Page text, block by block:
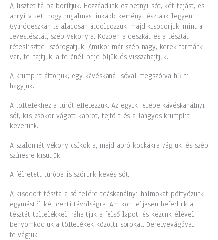
A lisztet tálba borítjuk. Hozzáadunk csipetnyi sót, két tojást, és
annyi vizet, hogy rugalmas, inkább kemény tésztánk legyen.
Gyúródeszkán is alaposan átdolgozzuk, majd kisodorjuk, mint a
levestésztát, szép vékonyra. Közben a deszkát és a tésztát
rétesliszttel szórogatjuk. Amikor már szép nagy, kerek formánk
van, felhajtjuk, a felénél bejelöljük és visszahajtjuk.
A krumplit áttörjük, egy kávéskanál sóval megszórva hűlni
hagyjuk.
A töltelékhez a túrót elfelezzük. Az egyik felébe kávéskanálnyi
sót, kis csokor vágott kaprot, tejfölt és a langyos krumplit
keverünk.
A szalonnát vékony csíkokra, majd apró kockákra vágjuk, és szép
színesre kisütjük.
A félretett túróba is szórunk kevés sót.
A kisodort tészta alsó felére teáskanálnyi halmokat pöttyözünk
egymástól két centi távolságra. Amikor teljesen befedtük a
tésztát töltelékkel, ráhajtjuk a felső lapot, és kezünk élével
benyomkodjuk a töltelékek közötti sorokat. Derelyevágóval
felvágjuk.